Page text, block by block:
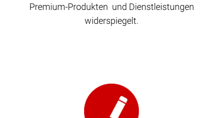
Premium-Produkten und Dienstleistungen
widerspiegelt.